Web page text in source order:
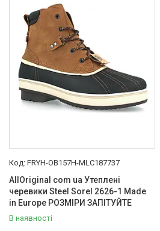
ВІДГУКИ
Ми в ТікТок :
Ми в Інстаграм :
FRYH-OB157H-MLC187737
AllOriginal com ua Утеплені
черевики Steel Sorel 2626-1 Made
in Europe РОЗМІРИ ЗАПІТУЙТЕ
В наявності